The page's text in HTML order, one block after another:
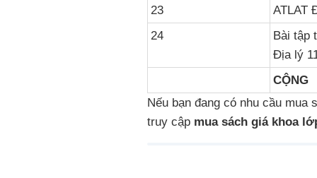
23
ATLAT
24
Bài tập
Địa lý
CỘNG
Nếu bạn đang có nhu cầu
truy cập mua sách giá khoa